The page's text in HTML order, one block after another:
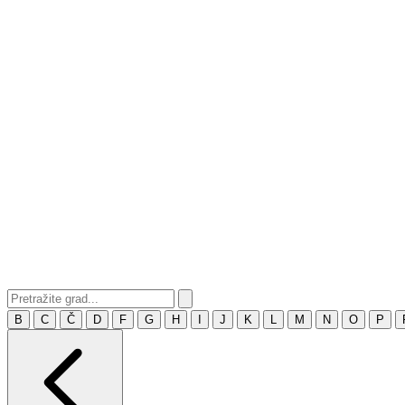
B C Č D F G H J K M N O P